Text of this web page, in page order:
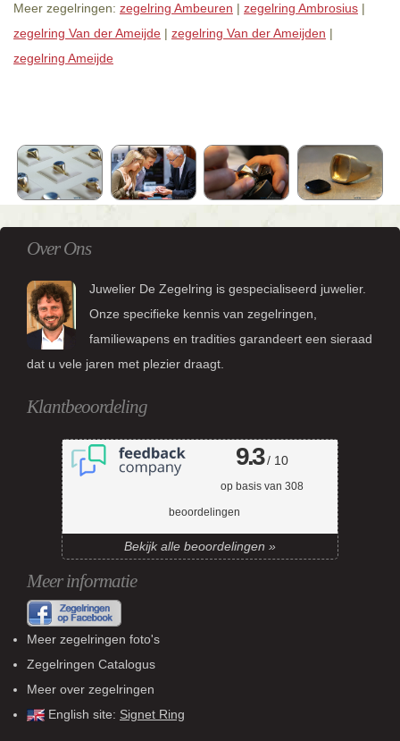
Meer zegelringen: zegelring Ambeuren | zegelring Ambrosius |
zegelring Van der Ameijde | zegelring Van der Ameijden |
zegelring Ameijde
Over Ons
Juwelier De Zegelring is gespecialiseerd juwelier.
Onze specifieke kennis van zegelringen,
familiewapens en tradities garandeert een sieraad
dat u vele jaren met plezier draagt.
Klantbeoordeling
9.3/ 10
op basis van 308
beoordelingen
Bekijk alle beoordelingen »
Meer informatie
Meer zegelringen foto's
Zegelringen Catalogus
Meer over zegelringen
English site: Signet Ring